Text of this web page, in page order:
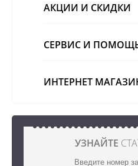
АКЦИИ И СКИДКИ
СЕРВИС И
ИНТЕРНЕТ
УЗНАЙТЕ